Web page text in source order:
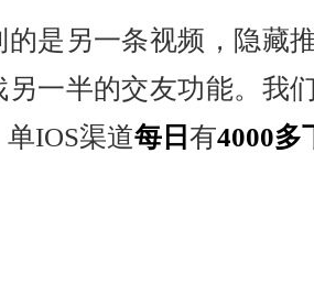
的是另一条视频，隐藏
另一半的交友功能。我
单IOS渠道每日 有4000多